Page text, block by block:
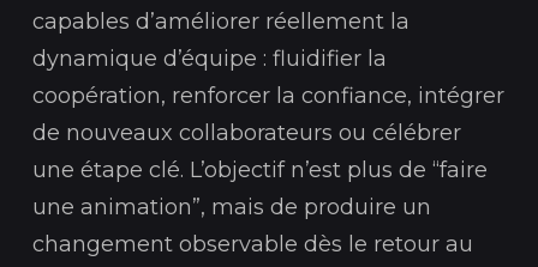
capables d’améliorer réellement la
dynamique d’équipe : fluidifier la
coopération, renforcer la confiance, intégrer
de nouveaux collaborateurs ou célébrer
une étape clé. L’objectif n’est plus de “faire
une animation”, mais de produire un
changement observable dès le retour au